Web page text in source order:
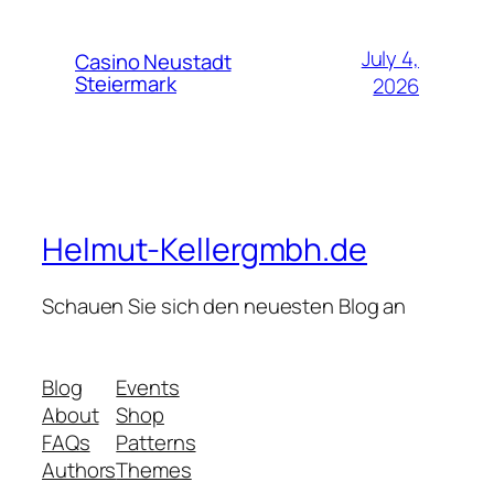
Casino Neustadt
Steiermark
July 4,
2026
Helmut-Kellergmbh.de
Schauen Sie sich den neuesten Blog an
Blog
About
FAQs
Authors
Events
Shop
Patterns
Themes